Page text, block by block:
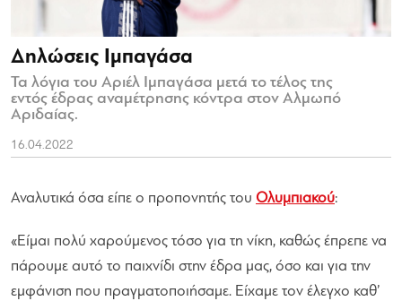
Δηλώσεις Ιμπαγάσα
Τα λόγια του Αριέλ Ιμπαγάσα μετά το τέλος της
εντός έδρας αναμέτρησης κόντρα στον Αλμωπό
Αριδαίας.
16.04.2022
Αναλυτικά όσα είπε ο προπονητής του Ολυμπιακού:
«Είμαι πολύ χαρούμενος τόσο για τη νίκη, καθώς έπρεπε να
πάρουμε αυτό το παιχνίδι στην έδρα μας, όσο και για την
εμφάνιση που πραγματοποιήσαμε. Είχαμε τον έλεγχο καθ’